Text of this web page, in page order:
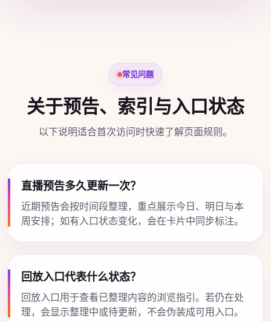
常见问题
关于预告、索引与入口状态
以下说明适合首次访问时快速了解页面规则。
直播预告多久更新一次？
近期预告会按时间段整理，重点展示今日、明日与本
周安排；如有入口状态变化，会在卡片中同步标注。
回放入口代表什么状态？
回放入口用于查看已整理内容的浏览指引。若仍在处
理，会显示整理中或待更新，不会伪装成可用入口。